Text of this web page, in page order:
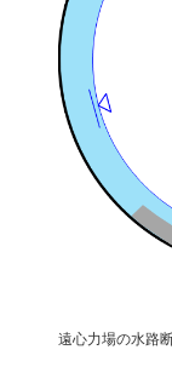
遠心力場の水路